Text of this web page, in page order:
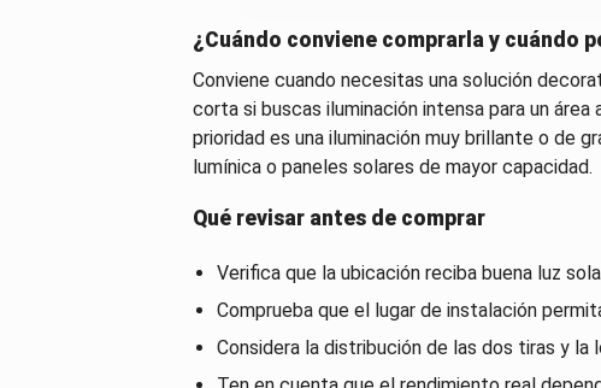
¿Cuándo conviene comprarla y cuándo
Conviene cuando necesitas una solución
corta si buscas iluminación intensa para un
prioridad es una iluminación muy brillante o de
lumínica o paneles solares de mayor capacidad.
Qué revisar antes de comprar
Verifica que la ubicación reciba buena luz
Comprueba que el lugar de instalación
Considera la distribución de las dos tiras y